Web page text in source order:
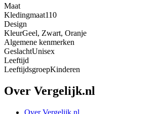
Maat
Kledingmaat110
Design
KleurGeel, Zwart, Oranje
Algemene kenmerken
GeslachtUnisex
Leeftijd
LeeftijdsgroepKinderen
Over Vergelijk.nl
Over Vergelijk.nl